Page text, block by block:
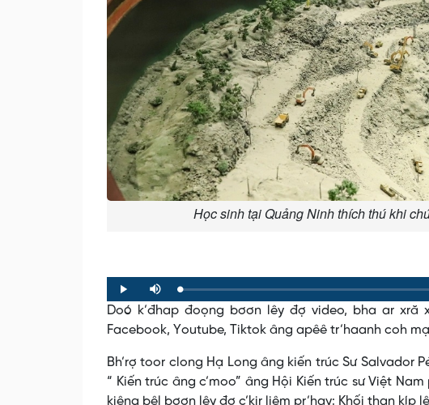
Học sinh tại Quảng Ninh thích thú khi
Play Mute Loaded:
0%
Progress:
0%
Doó k’đhap đoọng bơơn lêy đợ video, bha ar
Facebook, Youtube, Tiktok âng apêê tr’haanh coh
Bh’rợ toor clong Hạ Long âng kiến trúc Sư Salvador
“ Kiến trúc âng c’moo” âng Hội Kiến trúc sư Việt
kiêng bêl bơơn lêy đợ c’kir liêm pr’hay: Khối than